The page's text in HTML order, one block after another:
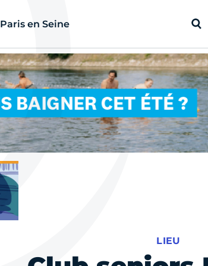
Paris en Seine
LIEU